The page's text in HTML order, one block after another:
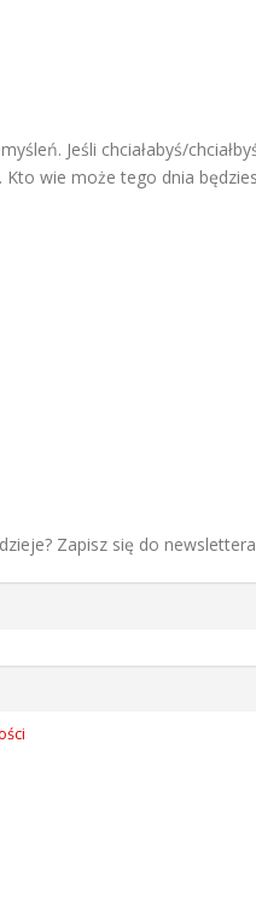
Jeśli chciałabyś/
Kto wie może tego dnia
Zapisz się do newslettera